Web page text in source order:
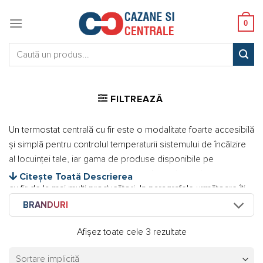
0
FILTREAZĂ
Un termostat centrală cu fir este o modalitate foarte accesibilă
și simplă pentru controlul temperaturii sistemului de încălzire
al locuinței tale, iar gama de produse disponibile pe
cazanecentrale.roconține mai multe variante de termostate
cu fir de la mai mulți producători. În paragrafele următoare îți
vom oferi câteva recomandări și vom vorbi despre eficiența
unui astfel de termostat centrală cu fir.
Citește Toată Descrierea
BRANDURI
Afișez toate cele 3 rezultate